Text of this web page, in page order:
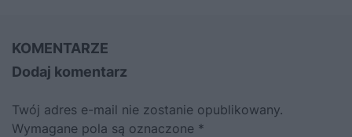
KOMENTARZE
Dodaj komentarz
Twój adres e-mail nie zostanie opublikowany.
Wymagane pola są oznaczone *